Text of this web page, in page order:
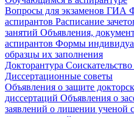
Вопросы для экзаменов ГИА
аспирантов Расписание
занятий Объявления,
аспирантов Формы
образцы их заполнения
Докторантура Соискательство
Диссертационные советы
Объявления о защите
диссертаций Объявления о
заявлений о лишении ученой